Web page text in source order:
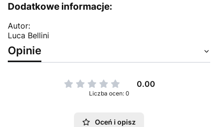
Dodatkowe informacje:
Autor:
Luca Bellini
Opinie
0.00
Liczba ocen: 0
Oceń i opisz